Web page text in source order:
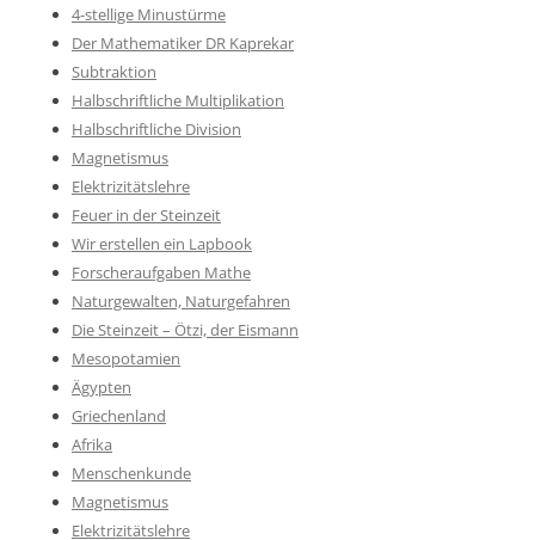
4-stellige Minustürme
Der Mathematiker DR Kaprekar
Subtraktion
Halbschriftliche Multiplikation
Halbschriftliche Division
Magnetismus
Elektrizitätslehre
Feuer in der Steinzeit
Wir erstellen ein Lapbook
Forscheraufgaben Mathe
Naturgewalten, Naturgefahren
Die Steinzeit – Ötzi, der Eismann
Mesopotamien
Ägypten
Griechenland
Afrika
Menschenkunde
Magnetismus
Elektrizitätslehre